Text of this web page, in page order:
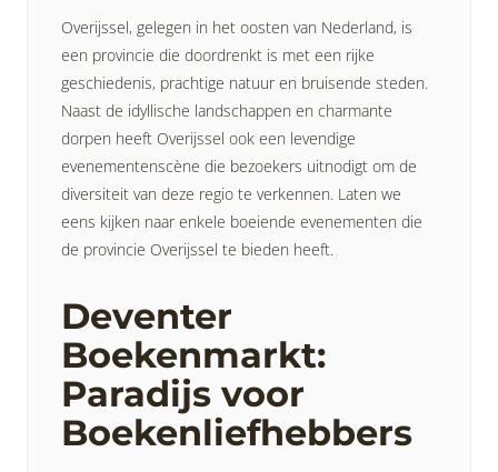
Overijssel, gelegen in het oosten van Nederland, is
een provincie die doordrenkt is met een rijke
geschiedenis, prachtige natuur en bruisende steden.
Naast de idyllische landschappen en charmante
dorpen heeft Overijssel ook een levendige
evenementenscène die bezoekers uitnodigt om de
diversiteit van deze regio te verkennen. Laten we
eens kijken naar enkele boeiende evenementen die
de provincie Overijssel te bieden heeft.
Deventer
Boekenmarkt:
Paradijs voor
Boekenliefhebbers